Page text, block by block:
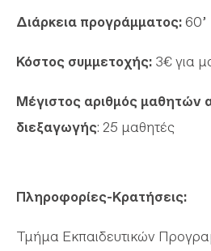
Διάρκεια προγράμματος: 60’
Κόστος συμμετοχής: 3€ για
Μέγιστος αριθμός μαθητών
διεξαγωγής: 25 μαθητές
Πληροφορίες-Κρατήσεις:
Τμήμα Εκπαιδευτικών